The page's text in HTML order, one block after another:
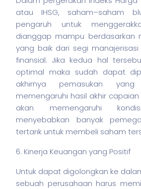
atau IHSG, saham–saham
pengaruh untuk
dianggap mampu berdasarkan
yang baik dari segi
finansial. Jika kedua hal
optimal maka sudah dapat
akhirnya pemasukan
memengaruhi hasil akhir capaian
akan memengaruhi
menyebabkan banyak
tertarik untuk membeli saham
6. Kinerja Keuangan yang Positif
Untuk dapat digolongkan ke
sebuah perusahaan harus